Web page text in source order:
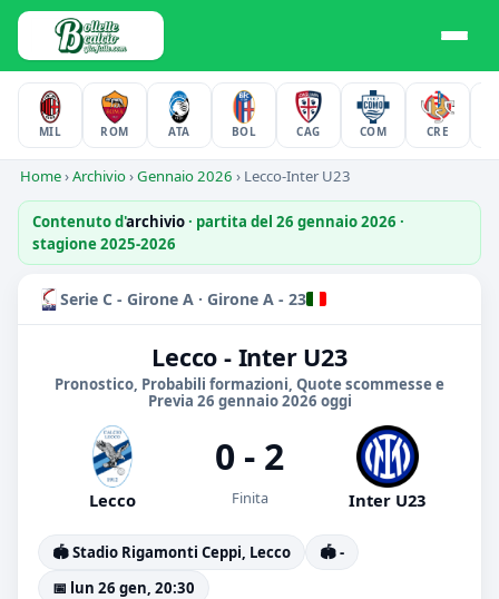
MIL ROM ATA BOL CAG COM CRE
Home›Archivio›Gennaio 2026 › Lecco-Inter U23
Contenuto d'archivio· partita del 26 gennaio 2026 ·
stagione 2025-2026
Serie C - Girone A · Girone A - 23
Lecco - Inter U23
Pronostico, Probabili formazioni, Quote scommesse e
Previa 26 gennaio 2026 oggi
Lecco
0 - 2
Finita Inter U23
🏟️ Stadio Rigamonti Ceppi, Lecco
🏟️ -
📅 lun 26 gen, 20:30